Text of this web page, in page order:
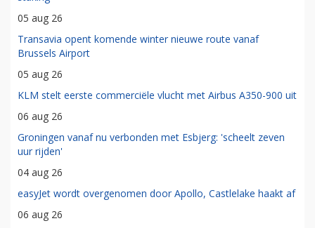
05 aug 26
Transavia opent komende winter nieuwe route vanaf
Brussels Airport
05 aug 26
KLM stelt eerste commerciële vlucht met Airbus A350-900 uit
06 aug 26
Groningen vanaf nu verbonden met Esbjerg: 'scheelt zeven
uur rijden'
04 aug 26
easyJet wordt overgenomen door Apollo, Castlelake haakt af
06 aug 26